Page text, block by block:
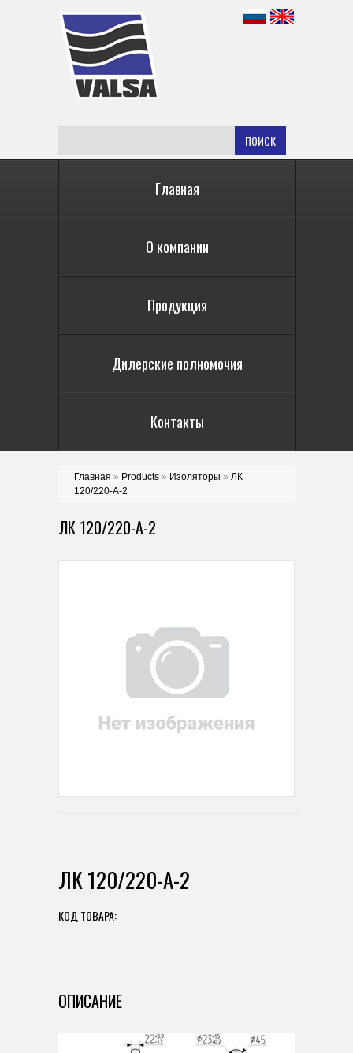
ПОИСК
Главная
О компании
Продукция
Дилерские полномочия
Контакты
Главная » Products » Изоляторы » ЛК
120/220-А-2
ЛК 120/220-А-2
ЛК 120/220-А-2
КОД ТОВАРА:
ОПИСАНИЕ